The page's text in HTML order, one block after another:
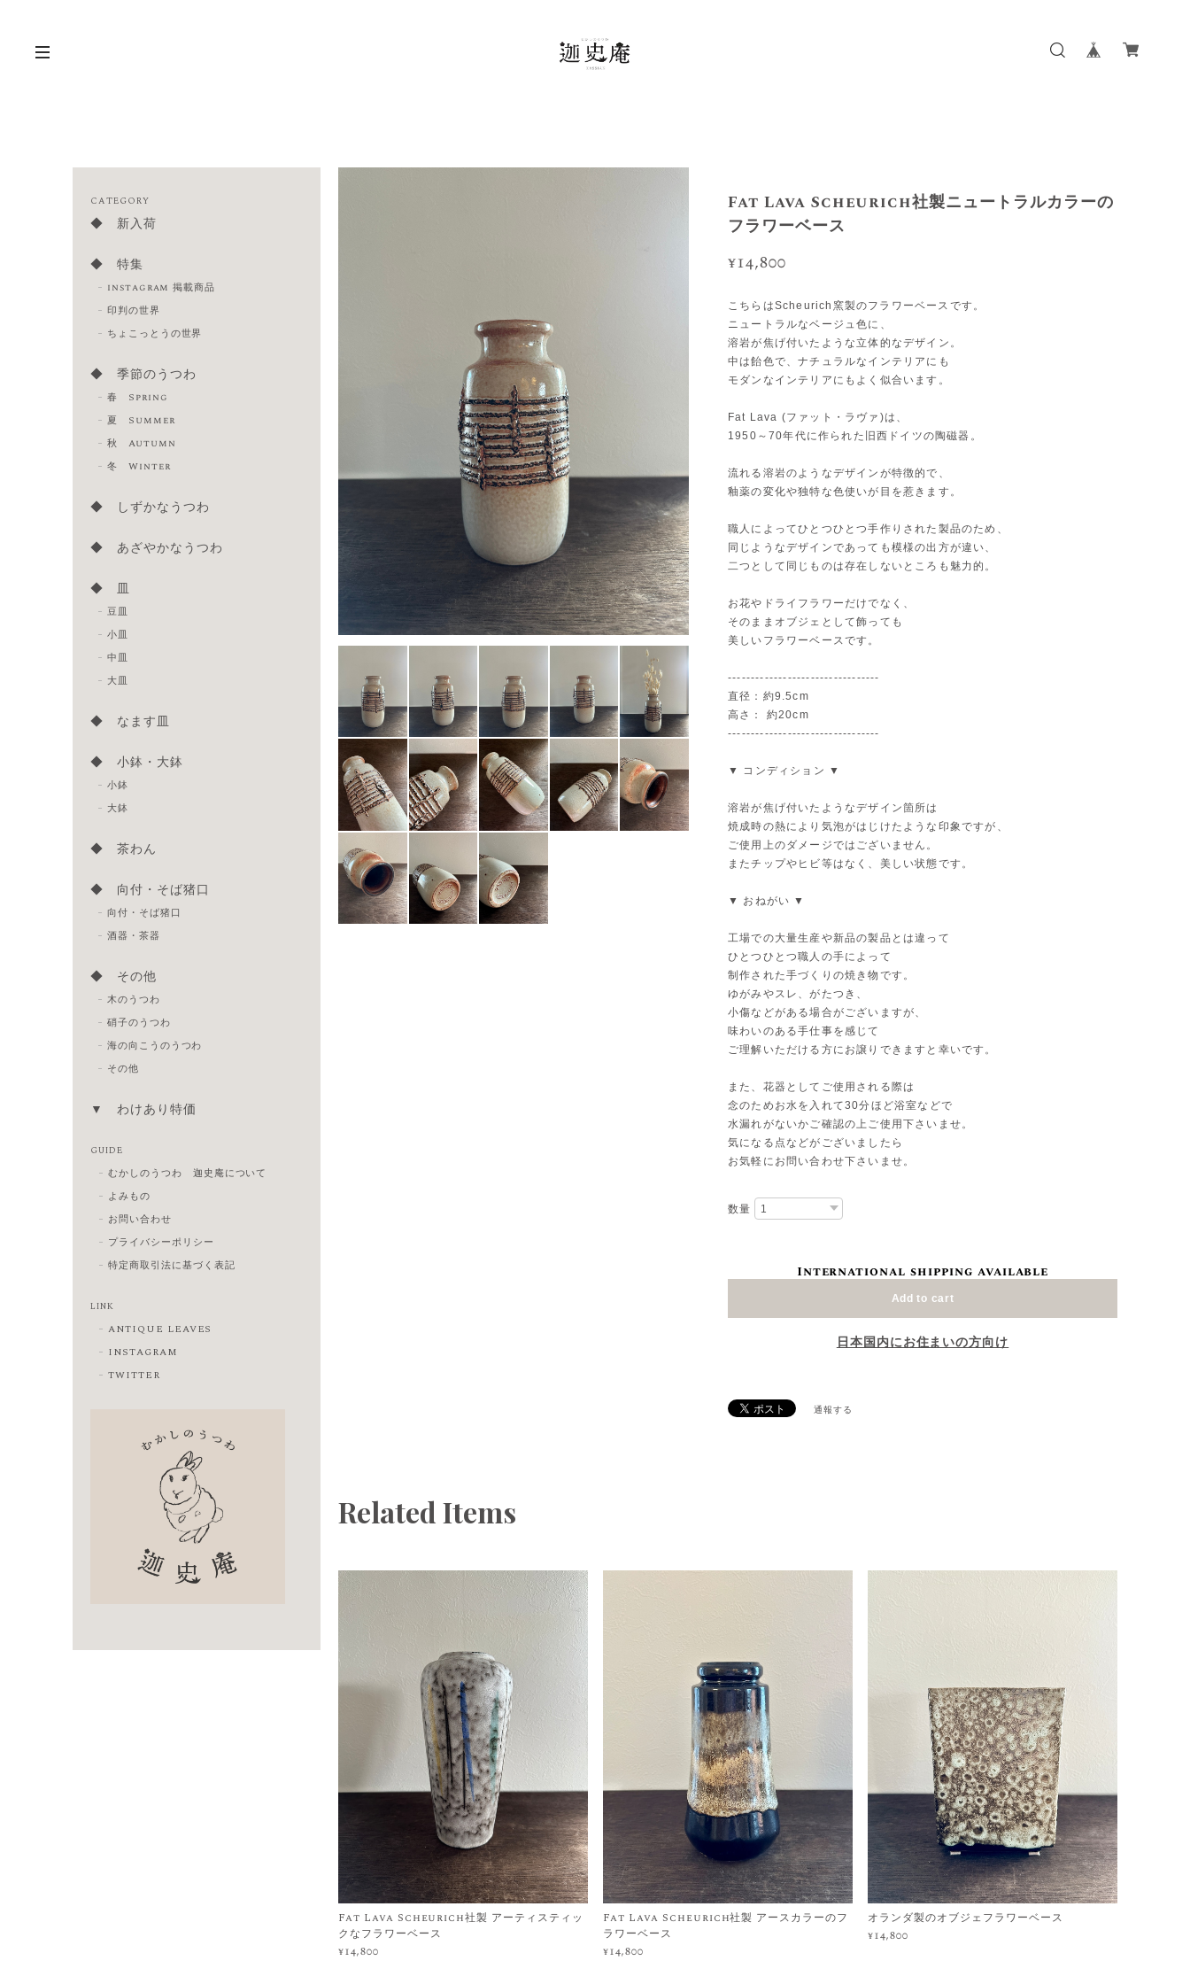
Fat Lava Scheurich社製ニュートラルカラーの
フラワーベース
¥14,800
こちらはScheurich窯製のフラワーベースです。
ニュートラルなベージュ色に、
溶岩が焦げ付いたような立体的なデザイン。
中は飴色で、ナチュラルなインテリアにも
モダンなインテリアにもよく似合います。
Fat Lava (ファット・ラヴァ)は、
1950～70年代に作られた旧西ドイツの陶磁器。
流れる溶岩のようなデザインが特徴的で、
釉薬の変化や独特な色使いが目を惹きます。
職人によってひとつひとつ手作りされた製品のため、
同じようなデザインであっても模様の出方が違い、
二つとして同じものは存在しないところも魅力的。
お花やドライフラワーだけでなく、
そのままオブジェとして飾っても
美しいフラワーベースです。
---------------------------------
直径：約9.5cm
高さ： 約20cm
---------------------------------
▼ コンディション ▼
溶岩が焦げ付いたようなデザイン箇所は
焼成時の熱により気泡がはじけたような印象ですが、
ご使用上のダメージではございません。
またチップやヒビ等はなく、美しい状態です。
▼ おねがい ▼
工場での大量生産や新品の製品とは違って
ひとつひとつ職人の手によって
制作された手づくりの焼き物です。
ゆがみやスレ、がたつき、
小傷などがある場合がございますが、
味わいのある手仕事を感じて
ご理解いただける方にお譲りできますと幸いです。
また、花器としてご使用される際は
念のためお水を入れて30分ほど浴室などで
水漏れがないかご確認の上ご使用下さいませ。
気になる点などがございましたら
お気軽にお問い合わせ下さいませ。
数量
International shipping available
Add to cart
日本国内にお住まいの方向け
通報する
Related Items
Fat Lava Scheurich社製 アーティスティッ
クなフラワーベース
¥14,800
Fat Lava Scheurich社製 アースカラーのフ
ラワーベース
¥14,800
オランダ製のオブジェフラワーベース
¥14,800
CATEGORY
◆ 新入荷
◆ 特集
instagram 掲載商品
印判の世界
ちょこっとうの世界
◆ 季節のうつわ
春 Spring
夏 Summer
秋 Autumn
冬 Winter
◆ しずかなうつわ
◆ あざやかなうつわ
◆ 皿
豆皿
小皿
中皿
大皿
◆ なます皿
◆ 小鉢・大鉢
小鉢
大鉢
◆ 茶わん
◆ 向付・そば猪口
向付・そば猪口
酒器・茶器
◆ その他
木のうつわ
硝子のうつわ
海の向こうのうつわ
その他
▼ わけあり特価
GUIDE
むかしのうつわ 迦史庵について
よみもの
お問い合わせ
プライバシーポリシー
特定商取引法に基づく表記
LINK
ANTIQUE LEAVES
INSTAGRAM
TWITTER